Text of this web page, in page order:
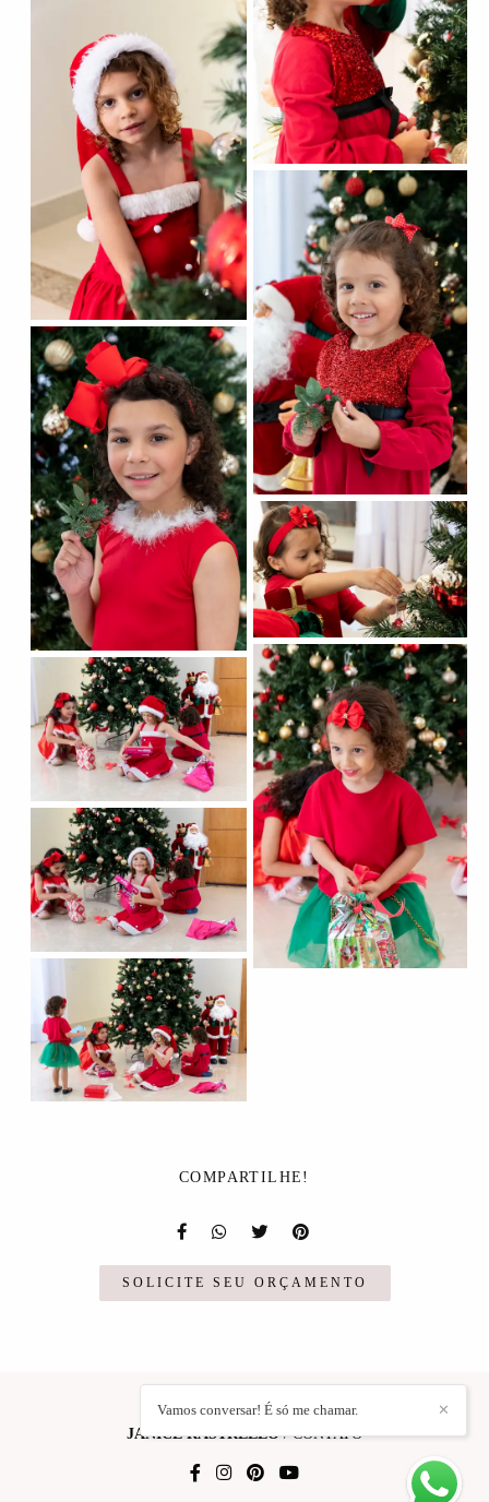
COMPARTILHE!
SOLICITE SEU ORÇAMENTO
JANICE RASTRELLO/CONTATO
✕
Vamos conversar! É só me chamar.